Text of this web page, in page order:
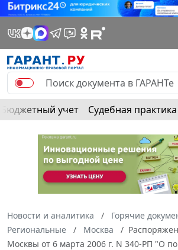
Бюджетный учет Судебная практика
Новости и аналитика
Горячие
Региональные
Москва
Москвы от 6 марта 2006 г. N 340-РП "О